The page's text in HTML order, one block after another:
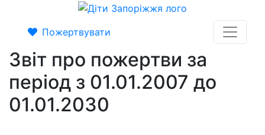
Пожертвувати
Звіт про пожертви за
період з 01.01.2007 до
01.01.2030